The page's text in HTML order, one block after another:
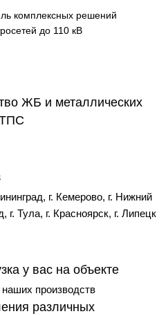
комплексных решений
до 110 кВ
ЖБ и металлических
г. Кемерово, г. Нижний
г. Тула, г. Красноярск, г. Липецк
у вас на объекте
производств
различных